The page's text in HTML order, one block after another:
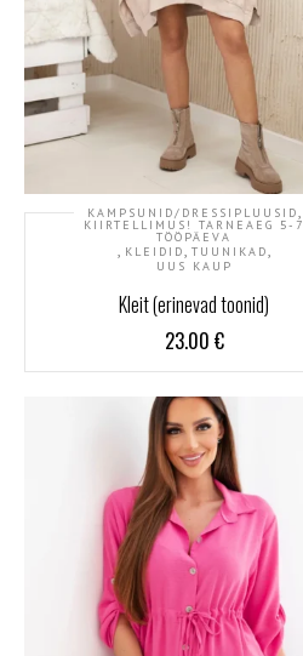
KAMPSUNID/DRESSIPLUUSID,
KIIRTELLIMUS! TARNEAEG 5-7
TÖÖPÄEVA
, KLEIDID, TUUNIKAD,
UUS KAUP
Kleit (erinevad toonid)
23.00 €